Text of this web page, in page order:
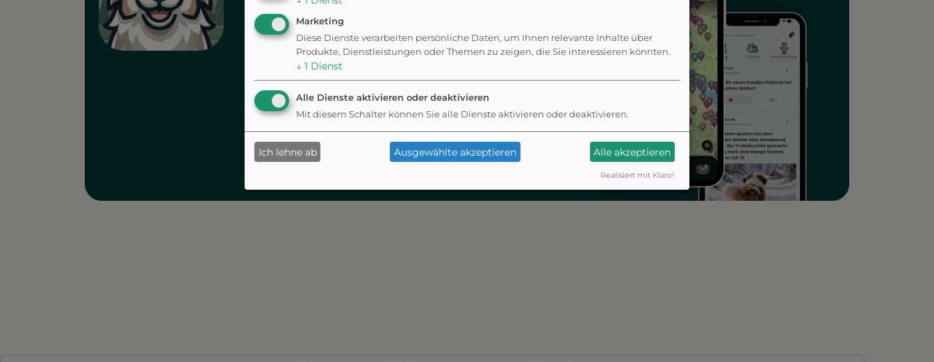
2.000+ Orte
entdecken
Belohnungen
Tägliche
Herausforderungen
Hundefreunde
finden
Marketing
Diese Dienste verarbeiten persönliche Daten, um Ihnen relevante Inhalte über
Produkte, Dienstleistungen oder Themen zu zeigen, die Sie interessieren könnten.
↓ 1 Dienst
Alle Dienste aktivieren oder deaktivieren
Mit diesem Schalter können Sie alle Dienste aktivieren oder deaktivieren.
Ich lehne ab Ausgewählte akzeptieren Alle akzeptieren
Realisiert mit Klaro!